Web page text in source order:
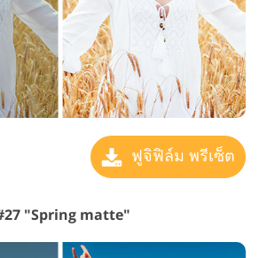
ฟูจิฟิล์ม พรีเซ็ต
"Spring matte"